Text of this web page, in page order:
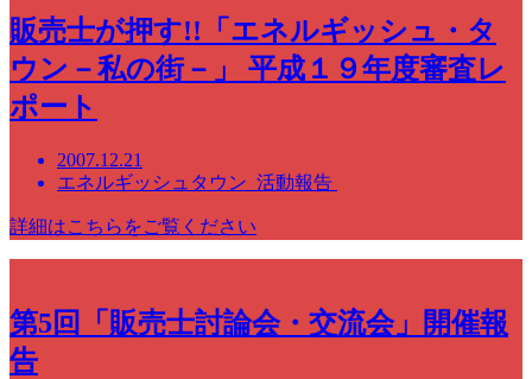
販売士が押す!!「エネルギッシュ・タ
ウン－私の街－」 平成１９年度審査レ
ポート
2007.12.21
エネルギッシュタウン 活動報告
詳細はこちらをご覧ください
第5回「販売士討論会・交流会」開催報
告